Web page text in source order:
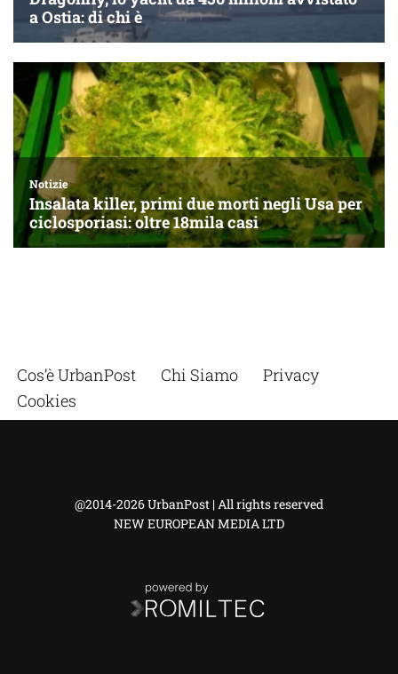
Cos’è UrbanPost Chi Siamo
Privacy
Cookies
@2014-2026 UrbanPost | All rights reserved
NEW EUROPEAN MEDIA LTD